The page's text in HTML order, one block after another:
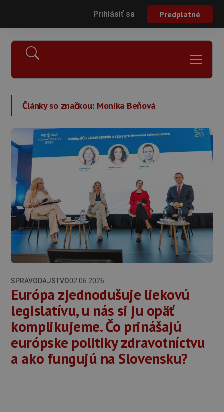
Prihlásiť sa Predplatné
Články so značkou: Monika Beňová
SPRAVODAJSTVO02.06.2026
Európa zjednodušuje liekovú
legislatívu, u nás si ju opäť
komplikujeme. Čo prinášajú
európske politiky zdravotníctvu
a ako fungujú na Slovensku?